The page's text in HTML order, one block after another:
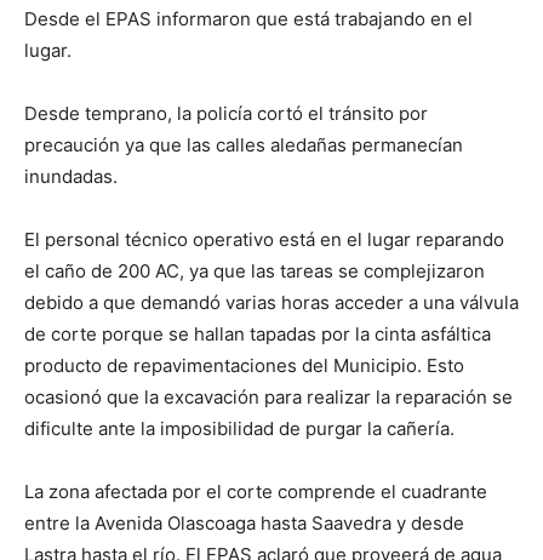
Desde el EPAS informaron que está trabajando en el
lugar.
Desde temprano, la policía cortó el tránsito por
precaución ya que las calles aledañas permanecían
inundadas.
El personal técnico operativo está en el lugar reparando
el caño de 200 AC, ya que las tareas se complejizaron
debido a que demandó varias horas acceder a una válvula
de corte porque se hallan tapadas por la cinta asfáltica
producto de repavimentaciones del Municipio. Esto
ocasionó que la excavación para realizar la reparación se
dificulte ante la imposibilidad de purgar la cañería.
La zona afectada por el corte comprende el cuadrante
entre la Avenida Olascoaga hasta Saavedra y desde
Lastra hasta el río. El EPAS aclaró que proveerá de agua